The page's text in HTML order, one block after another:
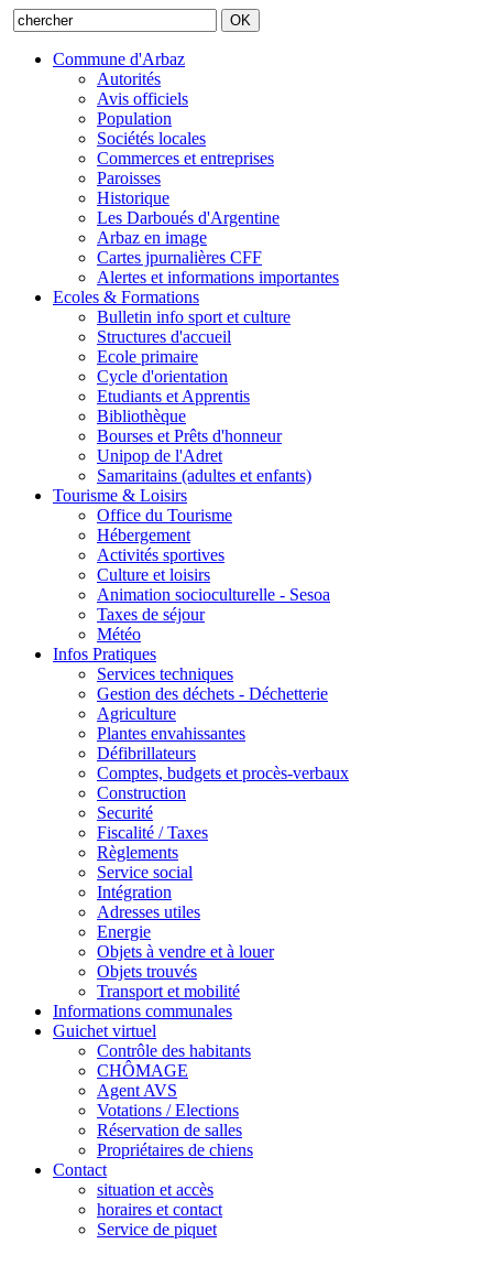
Commune d'Arbaz
Autorités
Avis officiels
Population
Sociétés locales
Commerces et entreprises
Paroisses
Historique
Les Darboués d'Argentine
Arbaz en image
Cartes jpurnalières CFF
Alertes et informations importantes
Ecoles & Formations
Bulletin info sport et culture
Structures d'accueil
Ecole primaire
Cycle d'orientation
Etudiants et Apprentis
Bibliothèque
Bourses et Prêts d'honneur
Unipop de l'Adret
Samaritains (adultes et enfants)
Tourisme & Loisirs
Office du Tourisme
Hébergement
Activités sportives
Culture et loisirs
Animation socioculturelle - Sesoa
Taxes de séjour
Météo
Infos Pratiques
Services techniques
Gestion des déchets - Déchetterie
Agriculture
Plantes envahissantes
Défibrillateurs
Comptes, budgets et procès-verbaux
Construction
Securité
Fiscalité / Taxes
Règlements
Service social
Intégration
Adresses utiles
Energie
Objets à vendre et à louer
Objets trouvés
Transport et mobilité
Informations communales
Guichet virtuel
Contrôle des habitants
CHÔMAGE
Agent AVS
Votations / Elections
Réservation de salles
Propriétaires de chiens
Contact
situation et accès
horaires et contact
Service de piquet